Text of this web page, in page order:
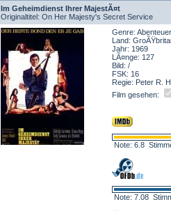
Im Geheimdienst Ihrer MajestÃ¤t
Originaltitel: On Her Majesty's Secret Service
Genre:
Land:
Jahr: 1969
LÃ¤nge: 127
Bild: /
FSK: 16
Regie: Peter R.
Film gesehen:
Note: 6.8
Note: 7.08